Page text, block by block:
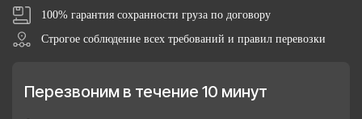
100% гарантия сохранности груза по договору
Строгое соблюдение всех требований и правил перевозки
Перезвоним в течение 10 минут